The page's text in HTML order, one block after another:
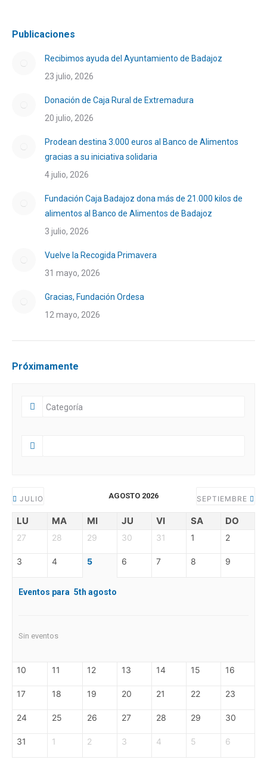
Publicaciones
Recibimos ayuda del Ayuntamiento de Badajoz
23 julio, 2026
Donación de Caja Rural de Extremadura
20 julio, 2026
Prodean destina 3.000 euros al Banco de Alimentos
gracias a su iniciativa solidaria
4 julio, 2026
Fundación Caja Badajoz dona más de 21.000 kilos de
alimentos al Banco de Alimentos de Badajoz
3 julio, 2026
Vuelve la Recogida Primavera
31 mayo, 2026
Gracias, Fundación Ordesa
12 mayo, 2026
Próximamente
JULIO AGOSTO 2026 SEPTIEMBRE
LU MA MI JU VI SA DO
27 28 29 30 31 1 2
3 4 5 6 7 8 9
Eventos para 5th agosto
Sin eventos
10 11 12 13 14 15 16
17 18 19 20 21 22 23
24 25 26 27 28 29 30
31 1 2 3 4 5 6